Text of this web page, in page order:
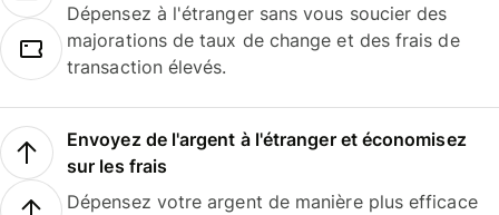
Dépensez à l'étranger sans vous soucier des
majorations de taux de change et des frais de
transaction élevés.
Envoyez de l'argent à l'étranger et économisez
sur les frais
Dépensez votre argent de manière plus efficace